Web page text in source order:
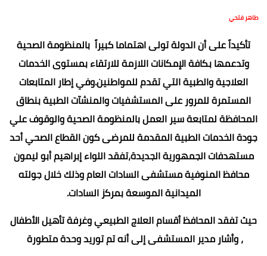
طاهر فتحي
تأكيداً على أن الدولة تولى اهتماما كبيراً بالمنظومة الصحية
وتدعمها بكافة الإمكانات اللازمة للارتقاء بمستوى الخدمات
العلاجية والطبية التي تقدم للمواطنين.وفي إطار المتابعات
المستمرة للمرور على المستشفيات والمنشآت الطبية بنطاق
المحافظة لمتابعة سير العمل بالمنظومة الصحية والوقوف علي
جودة الخدمات الطبية المقدمة للمرضى كون القطاع الصحي أحد
مستهدفات الجمهورية الجديدة،تفقد اللواء إبراهيم أبو ليمون
محافظ المنوفية مستشفى السادات العام وذلك خلال جولته
الميدانية الموسعة بمركز السادات.
حيث تفقد المحافظ أقسام العلاج الطبيعي وغرفة تأهيل الأطفال
، وأشار مدير المستشفى إلى أنه تم توريد وحدة متطورة